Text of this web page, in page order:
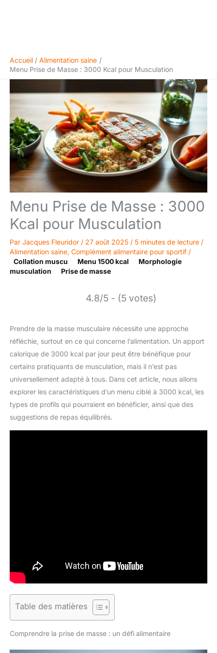
Accueil
Alimentation saine
Menu Prise de Masse : 3000 Kcal pour Musculation
Menu Prise de Masse : 3000
Kcal pour Musculation
Par Jacques Fleuridor / 27 août 2025 / 5 minutes de lecture /
Alimentation saine, Complément alimentaire pour sportif /
Collation muscu
Menu 1500 kcal
Morphologie
musculation
Prise de masse
4.8/5 - (5 votes)
Prendre de la masse musculaire nécessite une approche
réfléchie, surtout en ce qui concerne l’alimentation. Un apport
calorique de 3000 kcal par jour peut être bénéfique pour
certains pratiquants de musculation, mais il n’est pas
universellement adapté à tous. Dans cet article, nous allons
explorer les caractéristiques d’un menu ciblé à 3000 kcal, les
types de profils qui pourraient en bénéficier, ainsi que des
suggestions de repas équilibrés.
Table des matières
Comprendre la prise de masse : un défi alimentaire